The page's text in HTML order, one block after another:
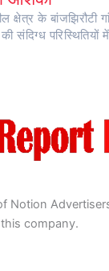
क्षेत्र के बांजझिरौटी
संदिग्ध
Notion
company.